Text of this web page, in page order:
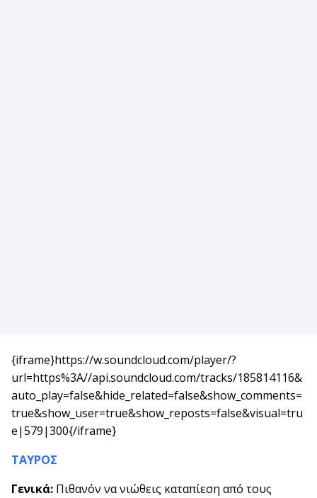
{iframe}https://w.soundcloud.com/player/?
url=https%3A//api.soundcloud.com/tracks/185814116&
auto_play=false&hide_related=false&show_comments=
true&show_user=true&show_reposts=false&visual=tru
e|579|300{/iframe}
ΤΑΥΡΟΣ
Γενικά: Πιθανόν να νιώθεις καταπίεση από τους